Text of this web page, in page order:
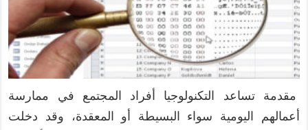
مقدمة تساعد التكنولوجيا أفراد المجتمع في ممارسة
أعمالهم اليومية سواء البسيطة أو المعقدة، وقد دخلت